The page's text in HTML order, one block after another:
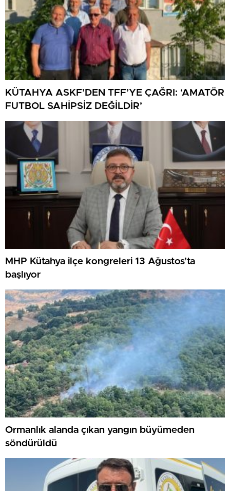
KÜTAHYA ASKF’DEN TFF’YE ÇAĞRI: ‘AMATÖR
FUTBOL SAHİPSİZ DEĞİLDİR’
MHP Kütahya ilçe kongreleri 13 Ağustos’ta
başlıyor
Ormanlık alanda çıkan yangın büyümeden
söndürüldü